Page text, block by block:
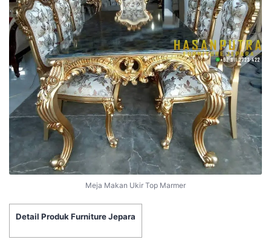
Meja Makan Ukir Top Marmer
Detail Produk Furniture Jepara